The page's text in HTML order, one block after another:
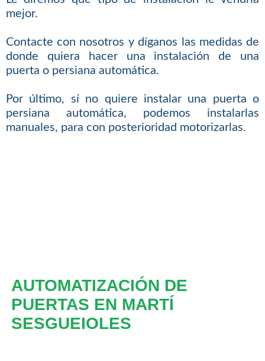
mejor.
Contacte con nosotros y díganos las medidas de
donde quiera hacer una instalación de una
puerta o persiana automática.
Por último, sí no quiere instalar una puerta o
persiana automática, podemos instalarlas
manuales, para con posterioridad motorizarlas.
AUTOMATIZACIÓN DE
PUERTAS EN MARTÍ
SESGUEIOLES